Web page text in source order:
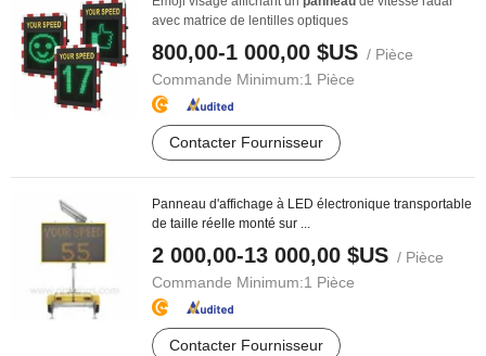
avec matrice de lentilles optiques
800,00-1 000,00 $US / Pièce
Commande Minimum:1 Pièce
Contacter Fournisseur
Panneau d'affichage à LED électronique transportable
de taille réelle monté sur ...
2 000,00-13 000,00 $US / Pièce
Commande Minimum:1 Pièce
Contacter Fournisseur